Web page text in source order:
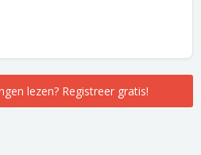
lezen? Registreer gratis!